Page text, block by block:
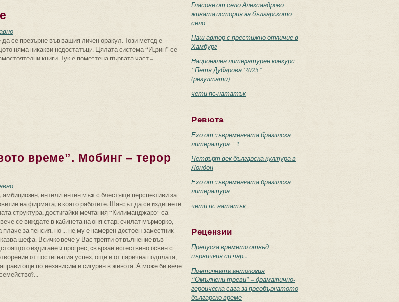
се превърне във вашия личен оракул. Този метод е
няма никакви недостатъци. Цялата система “Ицзин” се
книги. Тук е поместена първата част –
време”. Мобинг – терор
интелигентен мъж с блестящи перспективи за
на фирмата, в която работите. Шансът да се издигнете
структура, достигайки мечтания “Килиманджаро” са
се виждате в кабинета на оня стар, очилат мърморко,
плаче за пенсия, но ... не му е намерен достоен заместник
казва шефа. Всичко вече у Вас трепти от вълнение във
издигане и прогрес, свързан естествено освен с
от постигнатия успех, още и от парична подплата,
още по-независим и сигурен в живота. А може би вече
на “новото време”. Мобинг – терор на работното място
Гласове от село Александрово –
живата история на българското
село
Наш автор с престижно отличие в
Хамбург
Национален литературен конкурс
“Петя Дубарова ‘2025”
(резултати)
чети по-нататък
Ревюта
Ехо от съвременната бразилска
литература – 2
Четвърт век българска култура в
Лондон
Ехо от съвременната бразилска
литература
чети по-нататък
Рецензии
Препуска времето отвъд
първичния си чар...
Поетичната антология
“Омълнени треви” – драматично-
героическа сага за преобърнатото
българско време